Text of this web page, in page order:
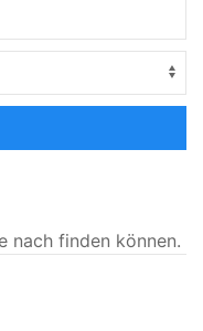
nach finden können.